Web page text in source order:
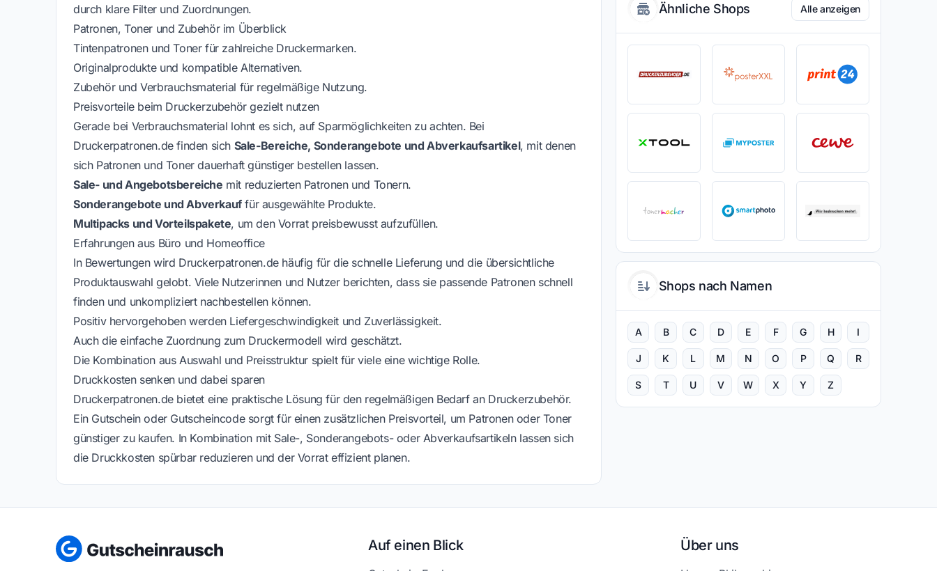
durch klare Filter und Zuordnungen.
Patronen, Toner und Zubehör im Überblick
Tintenpatronen und Toner für zahlreiche Druckermarken.
Originalprodukte und kompatible Alternativen.
Zubehör und Verbrauchsmaterial für regelmäßige Nutzung.
Preisvorteile beim Druckerzubehör gezielt nutzen
Gerade bei Verbrauchsmaterial lohnt es sich, auf Sparmöglichkeiten zu achten. Bei
Druckerpatronen.de finden sich Sale-Bereiche, Sonderangebote und Abverkaufsartikel, mit denen
sich Patronen und Toner dauerhaft günstiger bestellen lassen.
Sale- und Angebotsbereiche mit reduzierten Patronen und Tonern.
Sonderangebote und Abverkauffür ausgewählte Produkte.
Multipacks und Vorteilspakete, um den Vorrat preisbewusst aufzufüllen.
Erfahrungen aus Büro und Homeoffice
In Bewertungen wird Druckerpatronen.de häufig für die schnelle Lieferung und die übersichtliche
Produktauswahl gelobt. Viele Nutzerinnen und Nutzer berichten, dass sie passende Patronen schnell
finden und unkompliziert nachbestellen können.
Positiv hervorgehoben werden Liefergeschwindigkeit und Zuverlässigkeit.
Auch die einfache Zuordnung zum Druckermodell wird geschätzt.
Die Kombination aus Auswahl und Preisstruktur spielt für viele eine wichtige Rolle.
Druckkosten senken und dabei sparen
Druckerpatronen.de bietet eine praktische Lösung für den regelmäßigen Bedarf an Druckerzubehör.
Ein Gutschein oder Gutscheincode sorgt für einen zusätzlichen Preisvorteil, um Patronen oder Toner
günstiger zu kaufen. In Kombination mit Sale-, Sonderangebots- oder Abverkaufsartikeln lassen sich
die Druckkosten spürbar reduzieren und der Vorrat effizient planen.
Ähnliche Shops Alle anzeigen
Shops nach Namen
A B C D E F G H I
J K L M N O P Q R
S T U V W X Y Z
Auf einen Blick Über uns